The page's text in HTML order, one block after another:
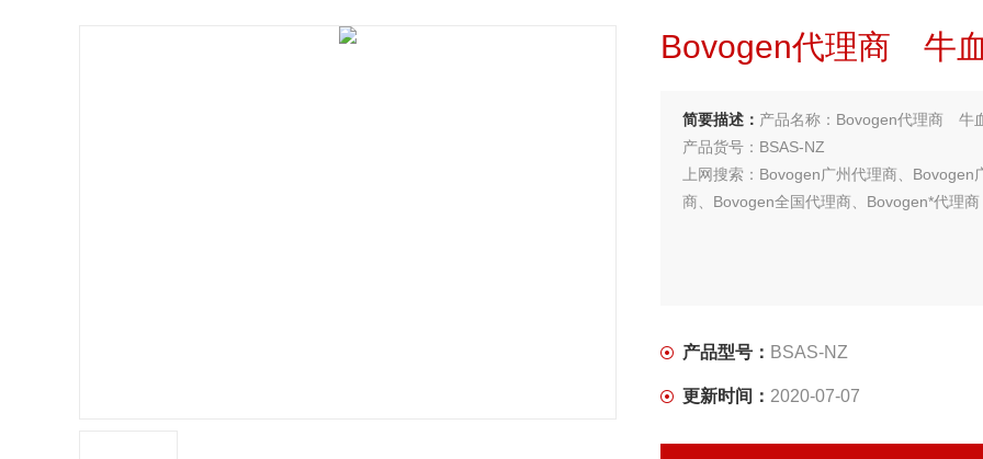
Bovogen代理商 牛
简要描述： 产品名称：Bovogen代理商 牛
产品货号：BSAS-NZ
上网搜索：Bovogen广州代理商、
商、Bovogen全国代理商、Bovogen*代理商
产品型号： BSAS-NZ
更新时间： 2020-07-07